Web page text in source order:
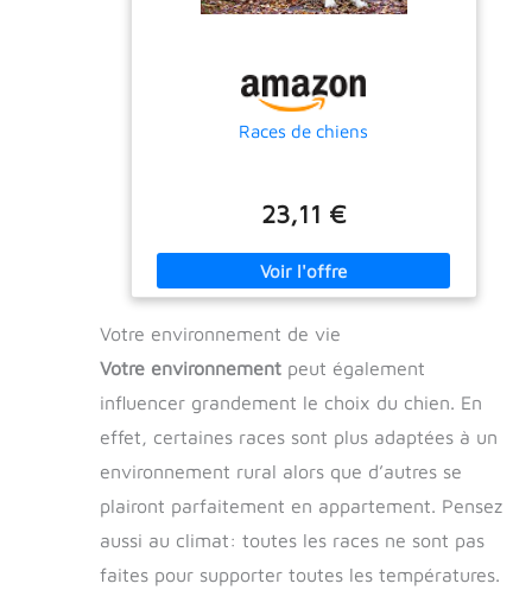
Races de chiens
23,11 €
Votre environnement de vie
Votre environnement peut également
influencer grandement le choix du chien. En
effet, certaines races sont plus adaptées à un
environnement rural alors que d’autres se
plairont parfaitement en appartement. Pensez
aussi au climat: toutes les races ne sont pas
faites pour supporter toutes les températures.